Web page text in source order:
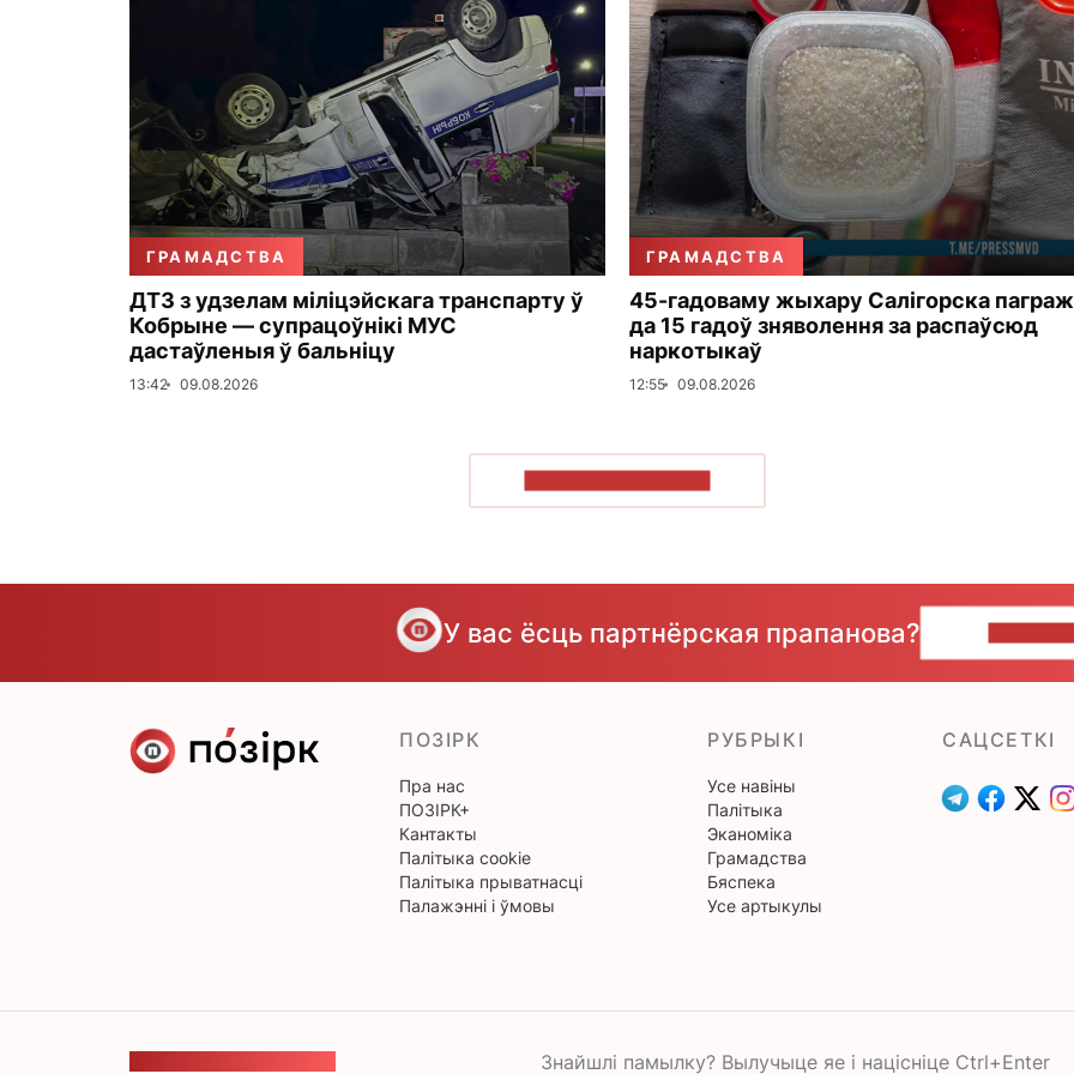
ГРАМАДСТВА
ДТЗ з удзелам міліцэйскага транспарту ў
Кобрыне — супрацоўнікі МУС
дастаўленыя ў бальніцу
13:42 09.08.2026
ГРАМАДСТВА
45-гадоваму жыхару Салігорска
да 15 гадоў зняволення за распаўсюд
наркотыкаў
12:55 09.08.2026
У вас ёсць партнёрская прапанова?
ПОЗІРК
Пра нас
ПОЗІРК+
Кантакты
Палітыка cookie
Палітыка прыватнасці
Палажэнні і ўмовы
РУБРЫКІ
Усе навіны
Палітыка
Эканоміка
Грамадства
Бяспека
Усе артыкулы
САЦСЕТКІ
Знайшлі памылку? Вылучыце яе і націсніце Ctrl+Enter